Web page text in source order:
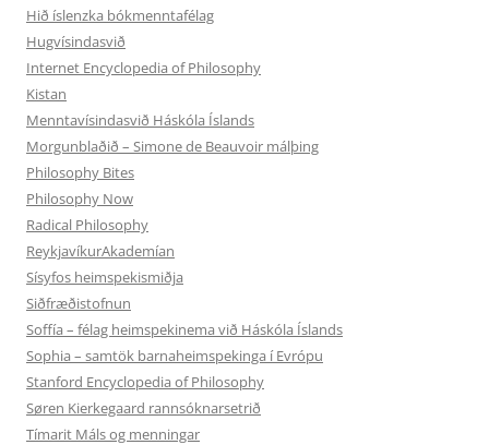
Hið íslenzka bókmenntafélag
Hugvísindasvið
Internet Encyclopedia of Philosophy
Kistan
Menntavísindasvið Háskóla Íslands
Morgunblaðið – Simone de Beauvoir málþing
Philosophy Bites
Philosophy Now
Radical Philosophy
ReykjavíkurAkademían
Sísyfos heimspekismiðja
Siðfræðistofnun
Soffía – félag heimspekinema við Háskóla Íslands
Sophia – samtök barnaheimspekinga í Evrópu
Stanford Encyclopedia of Philosophy
Søren Kierkegaard rannsóknarsetrið
Tímarit Máls og menningar